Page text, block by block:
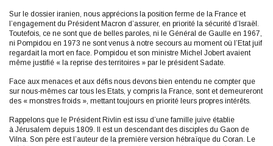
Sur le dossier iranien, nous apprécions la position ferme de la France et
l’engagement du Président Macron d’assurer, en priorité la sécurité d’Israël.
Toutefois, ce ne sont que de belles paroles, ni le Général de Gaulle en 1967,
ni Pompidou en 1973 ne sont venus à notre secours au moment où l’Etat juif
regardait la mort en face. Pompidou et son ministre Michel Jobert avaient
même justifié « la reprise des territoires » par le président Sadate.
Face aux menaces et aux défis nous devons bien entendu ne compter que
sur nous-mêmes car tous les Etats, y compris la France, sont et demeureront
des « monstres froids », mettant toujours en priorité leurs propres intérêts.
Rappelons que le Président Rivlin est issu d’une famille juive établie
à Jérusalem depuis 1809. Il est un descendant des disciples du Gaon de
Vilna. Son père est l’auteur de la première version hébraïque du Coran. Le